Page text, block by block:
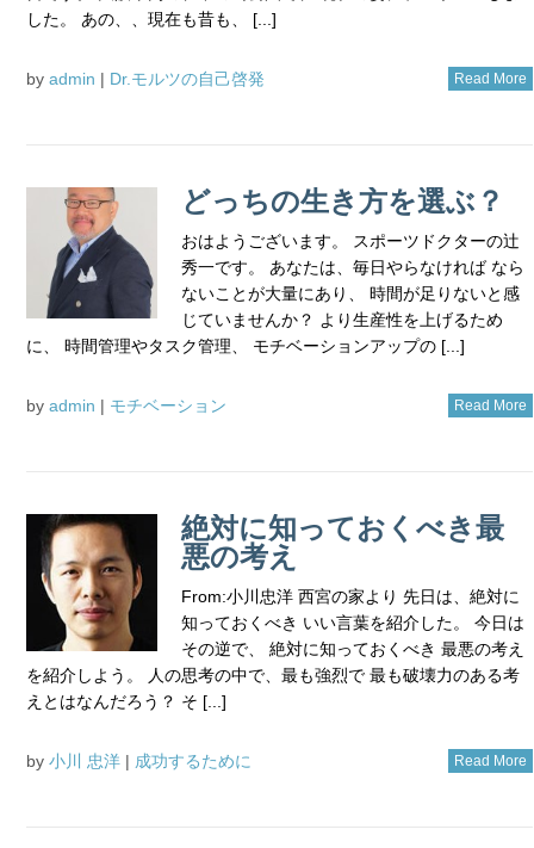
した。 あの、、現在も昔も、 [...]
by admin | Dr.モルツの自己啓発 Read More
どっちの生き方を選ぶ？
おはようございます。 スポーツドクターの辻
秀一です。 あなたは、毎日やらなければ なら
ないことが大量にあり、 時間が足りないと感
じていませんか？ より生産性を上げるため
に、 時間管理やタスク管理、 モチベーションアップの [...]
by admin | モチベーション Read More
絶対に知っておくべき最
悪の考え
From:小川忠洋 西宮の家より 先日は、絶対に
知っておくべき いい言葉を紹介した。 今日は
その逆で、 絶対に知っておくべき 最悪の考え
を紹介しよう。 人の思考の中で、最も強烈で 最も破壊力のある考
えとはなんだろう？ そ [...]
by 小川 忠洋 | 成功するために Read More